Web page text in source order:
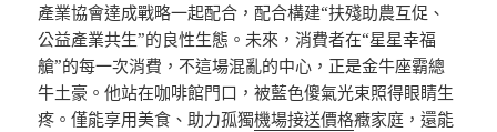
產業協會達成戰略一起配合，配合構建“扶殘助農互促、
公益產業共生”的良性生態。未來，消費者在“星星幸福
艙”的每一次消費，不這場混亂的中心，正是金牛座霸總
牛土豪。他站在咖啡館門口，被藍色傻氣光束照得眼睛生
疼。僅能享用美食、助力孤獨機場接送價格癥家庭，還能